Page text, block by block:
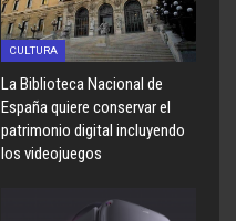
CULTURA
La Biblioteca Nacional de
España quiere conservar el
patrimonio digital incluyendo
los videojuegos